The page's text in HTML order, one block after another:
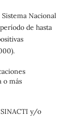
Nacional
de hasta
o más
y/o